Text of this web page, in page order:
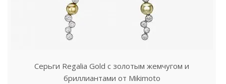
Серьги Regalia Gold с золотым жемчугом и
бриллиантами от Mikimoto